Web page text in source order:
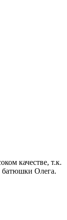
качестве, т.к.
батюшки Олега.